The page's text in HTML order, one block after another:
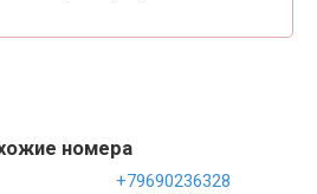
номера
+79690236328